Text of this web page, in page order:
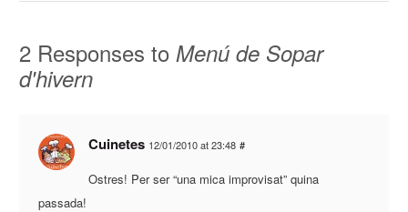
2 Responses toMenú de Sopar
d'hivern
Cuinetes 12/01/2010 at 23:48 #
Ostres! Per ser “una mica improvisat” quina
passada!